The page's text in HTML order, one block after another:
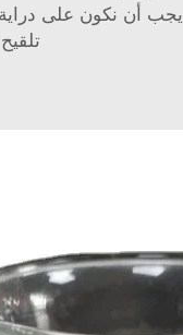
يجب أن نكون على